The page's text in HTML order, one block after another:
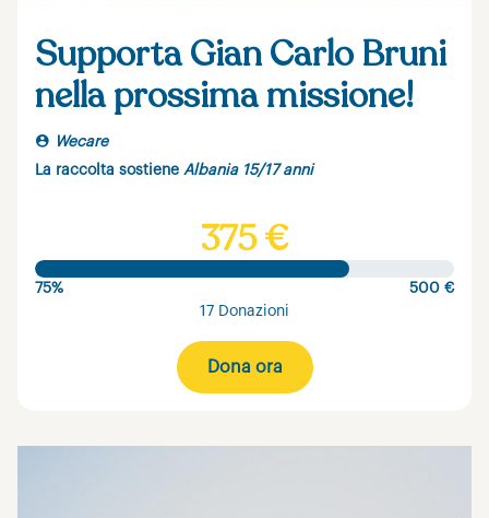
Supporta Gian Carlo Bruni
nella prossima missione!
Wecare
La raccolta sostiene Albania 15/17 anni
375 €
75%
500 €
17 Donazioni
Dona ora